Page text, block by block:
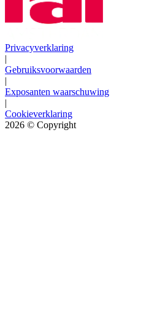
Privacyverklaring
|
Gebruiksvoorwaarden
|
Exposanten waarschuwing
|
Cookieverklaring
2026 © Copyright